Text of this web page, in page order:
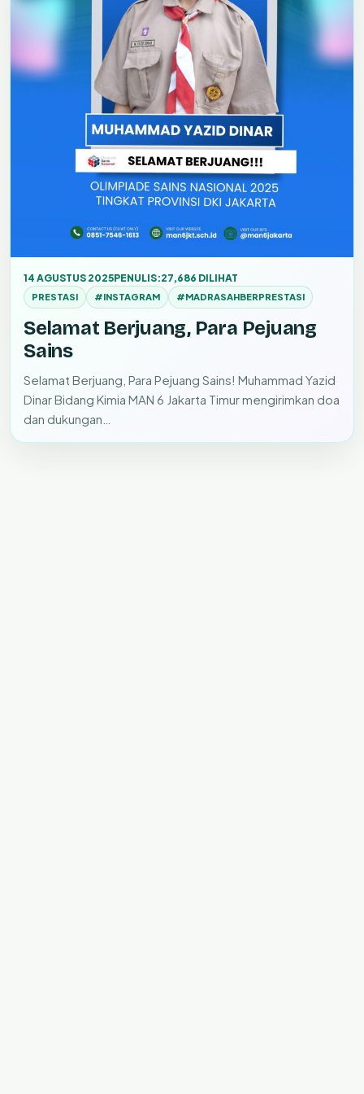
14 AGUSTUS 2025PENULIS:27,686 DILIHAT
PRESTASI #INSTAGRAM #MADRASAHBERPRESTASI
Selamat Berjuang, Para Pejuang
Sains
Selamat Berjuang, Para Pejuang Sains! Muhammad Yazid
Dinar Bidang Kimia MAN 6 Jakarta Timur mengirimkan doa
dan dukungan…